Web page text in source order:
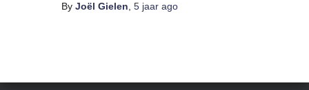
By Joël Gielen 5 jaar ago